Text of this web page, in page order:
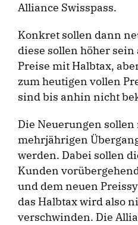
Alliance Swisspass.
Konkret sollen dann
diese sollen höher
Preise mit Halbtax,
zum heutigen vollen
sind bis anhin nicht
Die Neuerungen
mehrjährigen
werden. Dabei sollen
Kunden
und dem neuen
das Halbtax wird also
verschwinden. Die